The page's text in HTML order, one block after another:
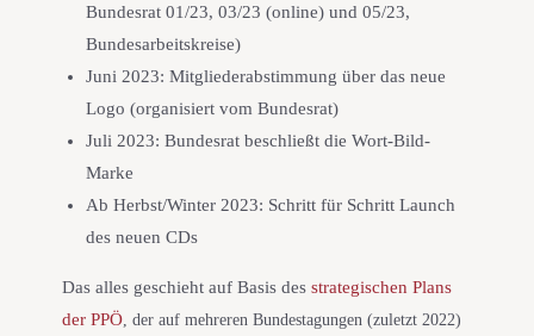
Bundesrat 01/23, 03/23 (online) und 05/23,
Bundesarbeitskreise)
Juni 2023: Mitgliederabstimmung über das neue
Logo (organisiert vom Bundesrat)
Juli 2023: Bundesrat beschließt die Wort-Bild-
Marke
Ab Herbst/Winter 2023: Schritt für Schritt Launch
des neuen CDs
Das alles geschieht auf Basis desstrategischen Plans
der PPÖ , der auf mehreren Bundestagungen (zuletzt 2022)